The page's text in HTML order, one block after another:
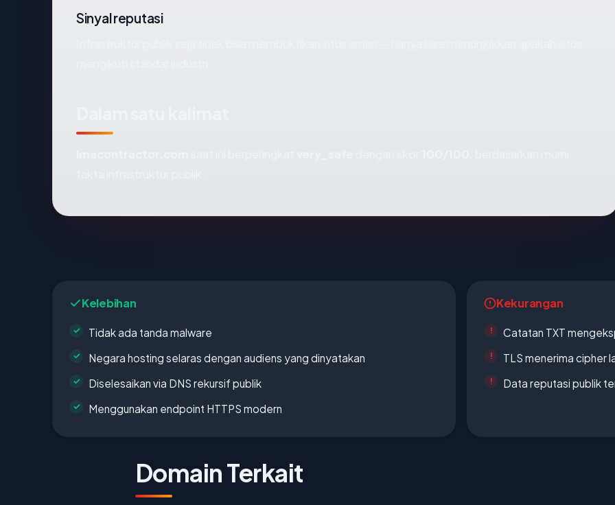
Sinyal reputasi
Kelebihan
Tidak ada tanda malware
Negara hosting selaras dengan audiens yang dinyatakan
Diselesaikan via DNS rekursif publik
Menggunakan endpoint HTTPS modern
Kekurangan
Catatan TXT
TLS menerima cipher
Data reputasi publik
Domain Terkait